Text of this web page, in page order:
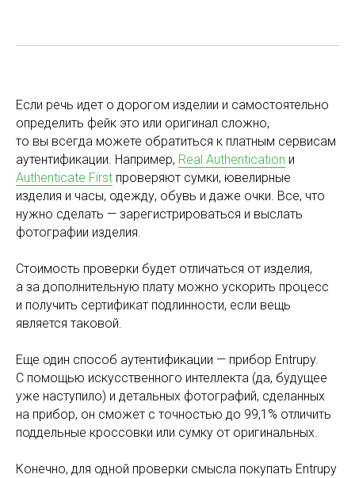
Если речь идет о дорогом изделии и самостоятельно
определить фейк это или оригинал сложно,
то вы всегда можете обратиться к платным сервисам
аутентификации. Например, Real Authentication и
Authenticate First проверяют сумки, ювелирные
изделия и часы, одежду, обувь и даже очки. Все, что
нужно сделать — зарегистрироваться и выслать
фотографии изделия.
Стоимость проверки будет отличаться от изделия,
а за дополнительную плату можно ускорить процесс
и получить сертификат подлинности, если вещь
является таковой.
Еще один способ аутентификации — прибор Entrupy.
С помощью искусственного интеллекта (да, будущее
уже наступило) и детальных фотографий, сделанных
на прибор, он сможет с точностью до 99,1% отличить
поддельные кроссовки или сумку от оригинальных.
Конечно, для одной проверки смысла покупать Entrupy